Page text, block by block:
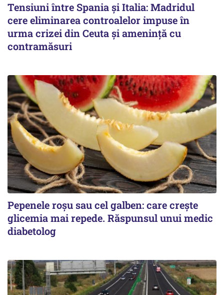
Tensiuni între Spania și Italia: Madridul
cere eliminarea controalelor impuse în
urma crizei din Ceuta și amenință cu
contramăsuri
Pepenele roșu sau cel galben: care crește
glicemia mai repede. Răspunsul unui medic
diabetolog